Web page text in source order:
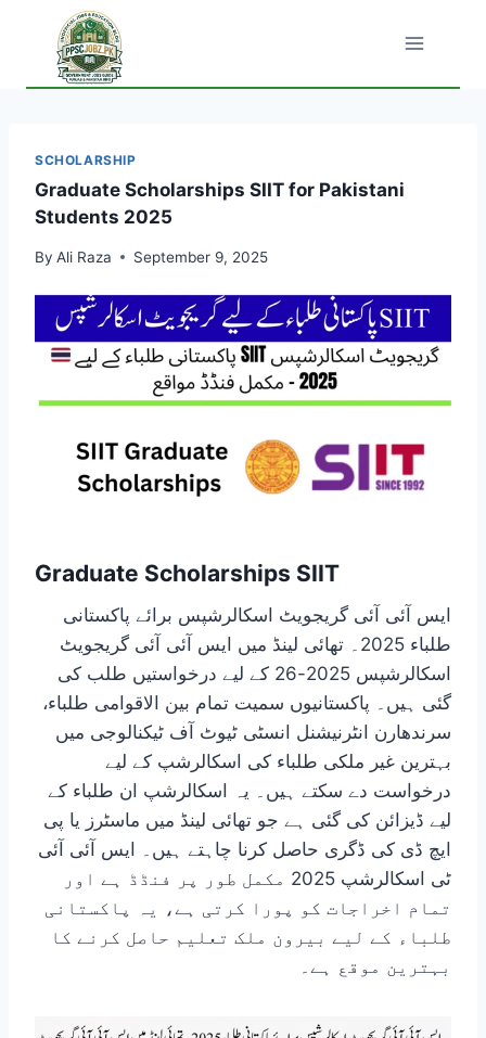
content
SCHOLARSHIP
Graduate Scholarships SIIT for Pakistani
Students 2025
By Ali Raza September 9, 2025
Graduate Scholarships SIIT
ایس آئی آئی گریجویٹ اسکالرشپس برائے پاکستانی
طلباء 2025۔ تھائی لینڈ میں ایس آئی آئی گریجویٹ
اسکالرشپس 2025-26 کے لیے درخواستیں طلب کی
گئی ہیں۔ پاکستانیوں سمیت تمام بین الاقوامی طلباء،
سرندھارن انٹرنیشنل انسٹی ٹیوٹ آف ٹیکنالوجی میں
بہترین غیر ملکی طلباء کی اسکالرشپ کے لیے
درخواست دے سکتے ہیں۔ یہ اسکالرشپ ان طلباء کے
لیے ڈیزائن کی گئی ہے جو تھائی لینڈ میں ماسٹرز یا پی
ایچ ڈی کی ڈگری حاصل کرنا چاہتے ہیں۔ ایس آئی آئی
ٹی اسکالرشپ 2025 مکمل طور پر فنڈڈ ہے اور
تمام اخراجات کو پورا کرتی ہے، یہ پاکستانی
طلباء کے لیے بیرون ملک تعلیم حاصل کرنے کا
بہترین موقع ہے۔